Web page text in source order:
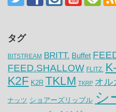
タグ
BITSTREAM BRITT. Buffet
FEED.SHALLOW FLITZ.
K2F K2R TKLM TKRP オル
ナッツ ショアーズリップル シ